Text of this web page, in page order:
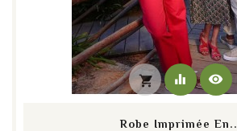
shopping_cart equalizer visibility
Robe Imprimée